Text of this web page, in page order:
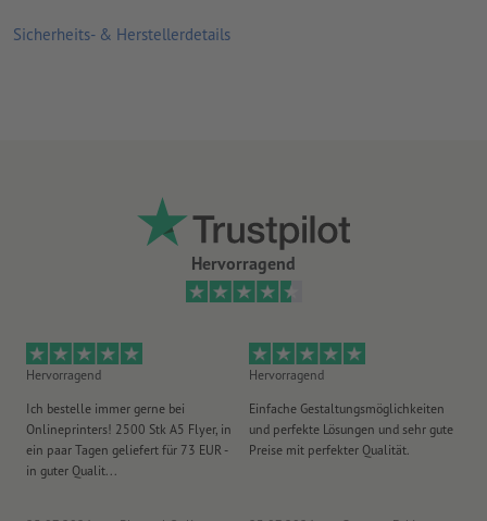
Sicherheits- & Herstellerdetails
Hervorragend
Hervorragend
Ich bestelle immer gerne bei
Onlineprinters! 2500 Stk A5 Flyer, in
ein paar Tagen geliefert für 73 EUR -
in guter Qualit...
Hervorragend
Einfache Gestaltungsmöglichkeiten
und perfekte Lösungen und sehr gute
Preise mit perfekter Qualität.